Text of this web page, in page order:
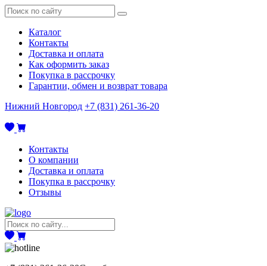
Каталог
Контакты
Доставка и оплата
Как оформить заказ
Покупка в рассрочку
Гарантии, обмен и возврат товара
Нижний Новгород +7 (831) 261-36-20
Контакты
О компании
Доставка и оплата
Покупка в рассрочку
Отзывы